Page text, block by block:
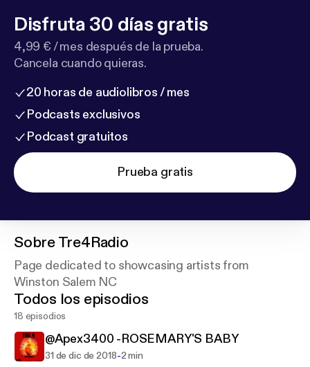
Disfruta 30 días gratis
4,99 € / mes después de la prueba.
Cancela cuando quieras.
20 horas de audiolibros / mes
Podcasts exclusivos
Podcast gratuitos
Prueba gratis
SobreTre4Radio
Page dedicated to showcasing artists from
Winston Salem NC
Todos los episodios
18 episodios
@Apex3400 -ROSEMARY'S BABY
31 de dic de 2018-2 min